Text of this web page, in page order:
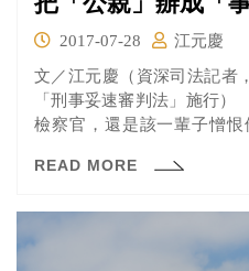
2017-07-28
江元慶
文／江元慶（資深司法記者
「刑事妥速審判法」施行）
檢察官，還是該一輩子憎
READ MORE